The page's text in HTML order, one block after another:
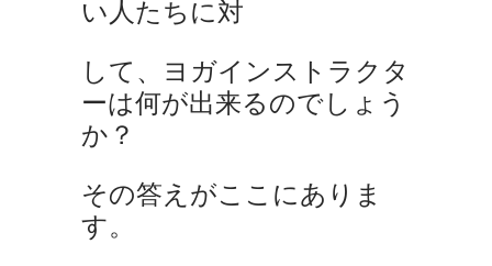
い人たちに対
して、ヨガインストラクタ
ーは何が出来るのでしょう
か？
その答えがここにありま
す。